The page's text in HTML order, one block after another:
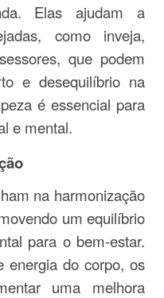
Elas ajudam a
como inveja,
que podem
e desequilíbrio na
é essencial para
e mental.
na harmonização
um equilíbrio
para o bem-estar.
energia do corpo, os
uma melhora